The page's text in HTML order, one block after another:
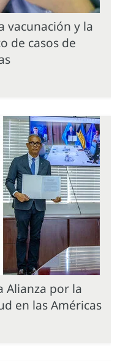
vacunación y la
de casos de
Alianza por la
en las Américas